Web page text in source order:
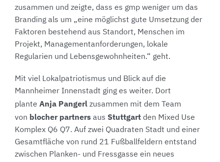
zusammen und zeigte, dass es gmp weniger um das
Branding als um „eine möglichst gute Umsetzung der
Faktoren bestehend aus Standort, Menschen im
Projekt, Managementanforderungen, lokale
Regularien und Lebensgewohnheiten.“ geht.
Mit viel Lokalpatriotismus und Blick auf die
Mannheimer Innenstadt ging es weiter. Dort
plante Anja Pangerl zusammen mit dem Team
von blocher partners aus Stuttgart den Mixed Use
Komplex Q6 Q7. Auf zwei Quadraten Stadt und einer
Gesamtfläche von rund 21 Fußballfeldern entstand
zwischen Planken- und Fressgasse ein neues